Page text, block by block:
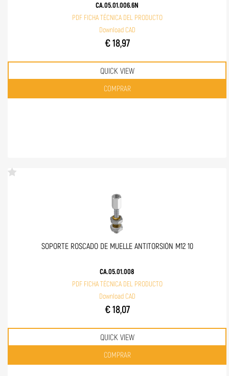
CA.05.01.006.6N
PDF FICHA TÉCNICA DEL PRODUCTO
Download CAD
€ 18,97
QUICK VIEW
Quantità
COMPRAR
SOPORTE ROSCADO DE MUELLE ANTITORSIÓN M12 10
CA.05.01.008
PDF FICHA TÉCNICA DEL PRODUCTO
Download CAD
€ 18,07
QUICK VIEW
Quantità
COMPRAR